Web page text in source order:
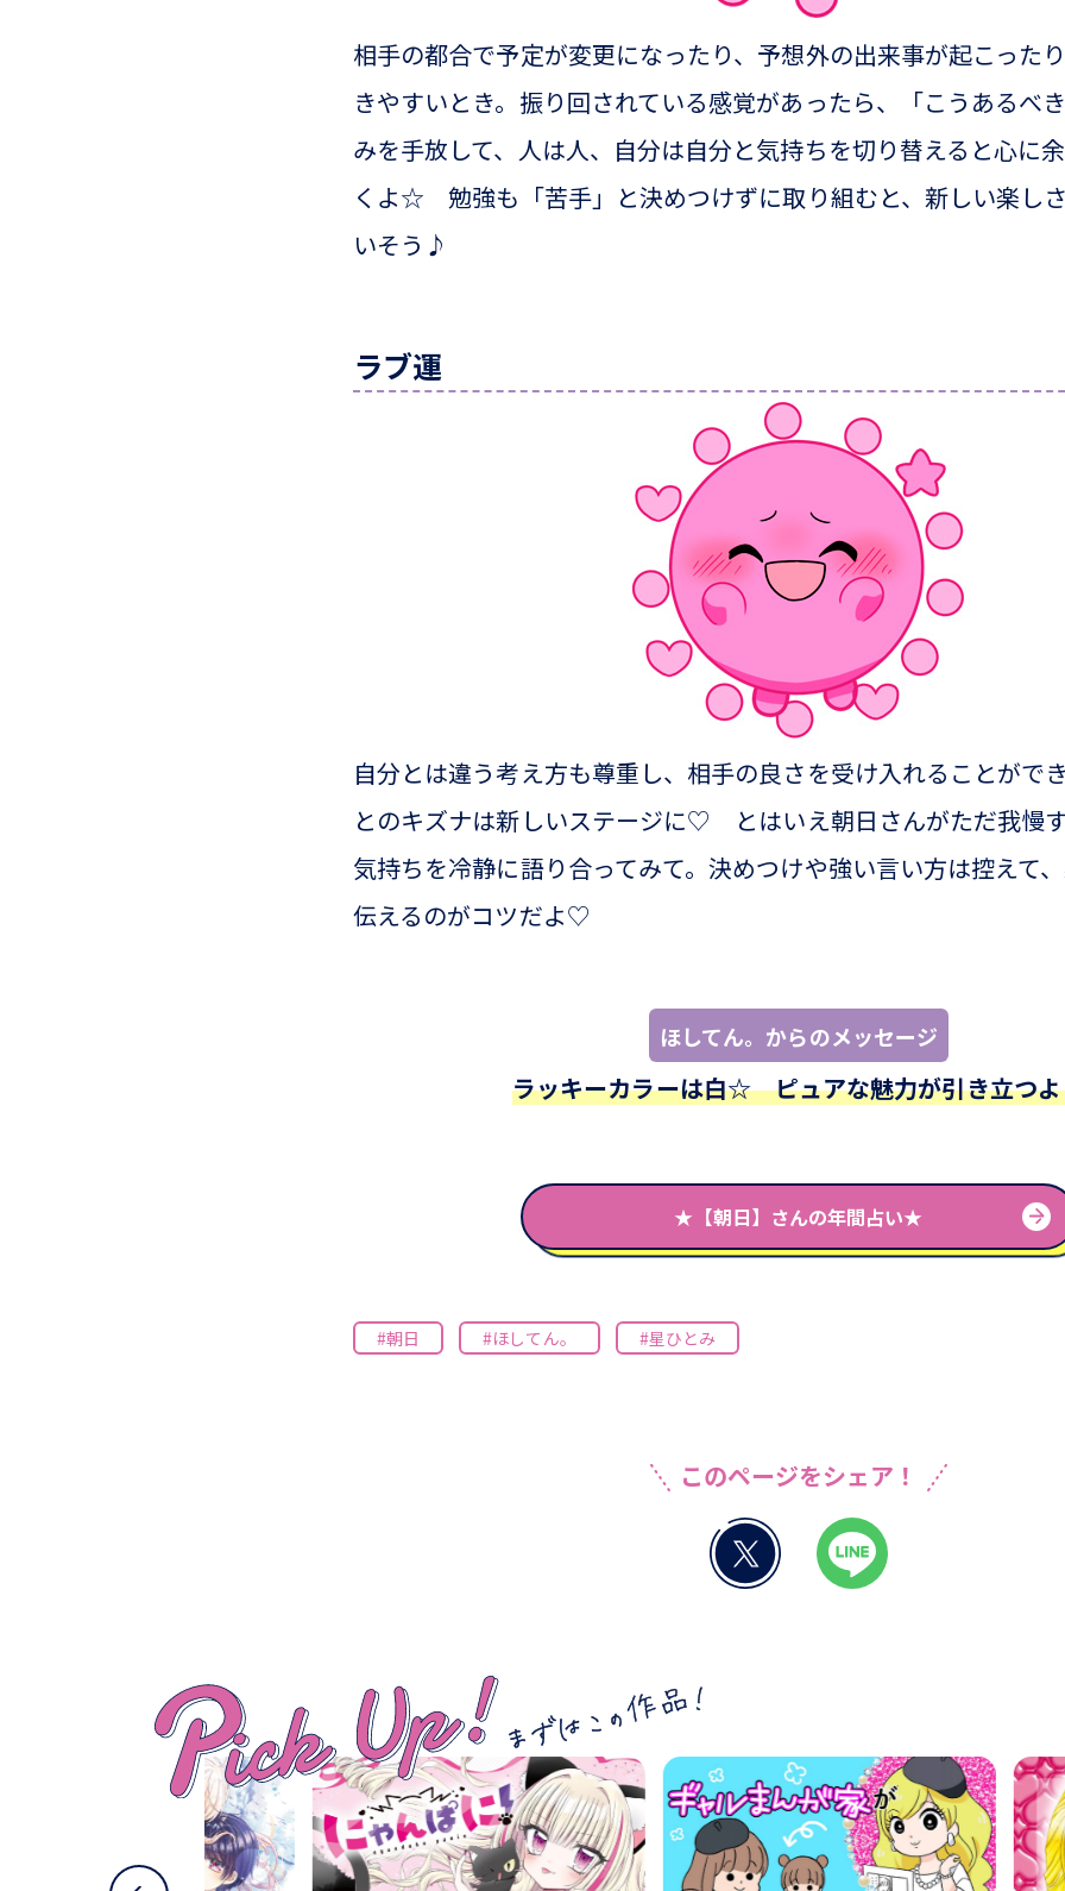
相手の都合で予定が変更になったり、予想外の出来事が起こった
きやすいとき。振り回されている感覚があったら、「こうあるべ
みを手放して、人は人、自分は自分と気持ちを切り替えると心に
くよ☆ 勉強も「苦手」と決めつけずに取り組むと、新しい楽し
いそう♪
ラブ運
自分とは違う考え方も尊重し、相手の良さを受け入れることがで
とのキズナは新しいステージに♡ とはいえ朝日さんがただ我慢す
気持ちを冷静に語り合ってみて。決めつけや強い言い方は控えて
伝えるのがコツだよ♡
ほしてん。からのメッセージ
ラッキーカラーは白☆ ピュアな魅力が引き立つ
★【朝日】さんの年間占い★
#朝日 #ほしてん。 #星ひとみ
このページをシェア！